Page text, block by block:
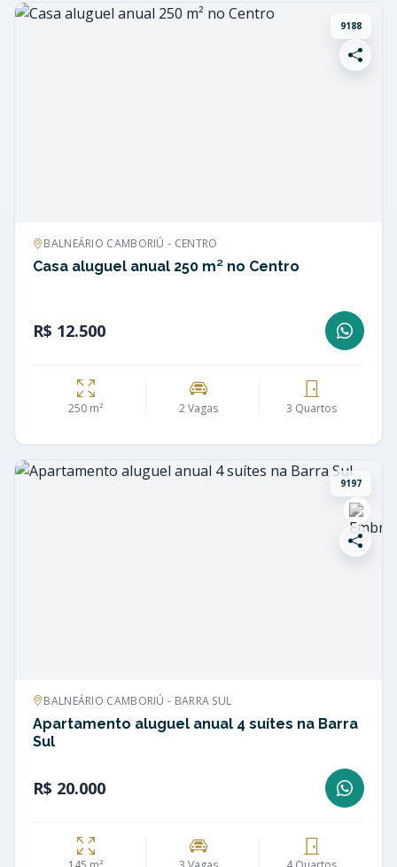
9188
BALNEÁRIO CAMBORIÚ - CENTRO
Casa aluguel anual 250 m² no Centro
R$ 12.500
250 m² 2 Vagas 3 Quartos
9197
BALNEÁRIO CAMBORIÚ - BARRA SUL
Apartamento aluguel anual 4 suítes na Barra
Sul
R$ 20.000